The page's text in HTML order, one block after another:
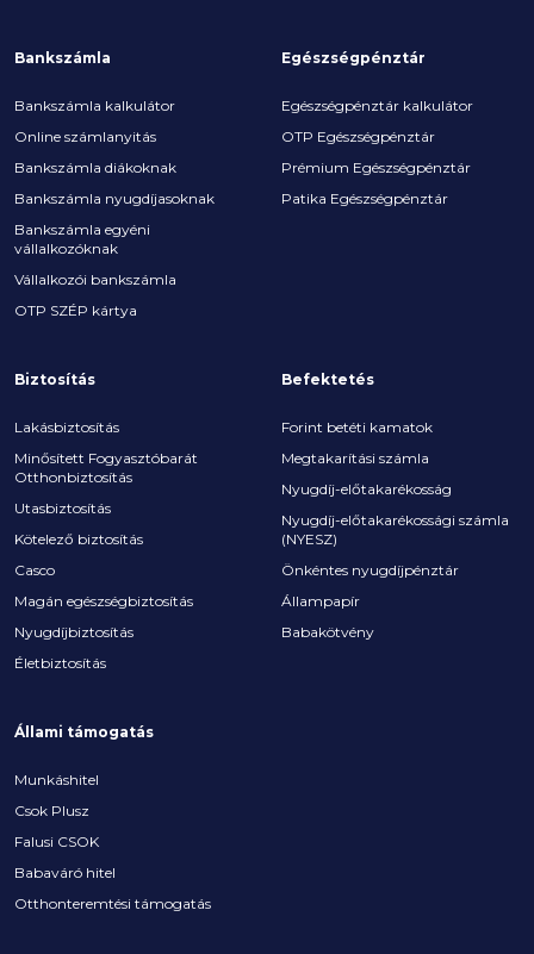
Bankszámla
Bankszámla kalkulátor
Online számlanyitás
Bankszámla diákoknak
Bankszámla nyugdíjasoknak
Bankszámla egyéni
vállalkozóknak
Vállalkozói bankszámla
OTP SZÉP kártya
Egészségpénztár
Egészségpénztár kalkulátor
OTP Egészségpénztár
Prémium Egészségpénztár
Patika Egészségpénztár
Biztosítás
Lakásbiztosítás
Minősített Fogyasztóbarát
Otthonbiztosítás
Utasbiztosítás
Kötelező biztosítás
Casco
Magán egészségbiztosítás
Nyugdíjbiztosítás
Életbiztosítás
Befektetés
Forint betéti kamatok
Megtakarítási számla
Nyugdíj-előtakarékosság
Nyugdíj-előtakarékossági számla
(NYESZ)
Önkéntes nyugdíjpénztár
Állampapír
Babakötvény
Állami támogatás
Munkáshitel
Csok Plusz
Falusi CSOK
Babaváró hitel
Otthonteremtési támogatás